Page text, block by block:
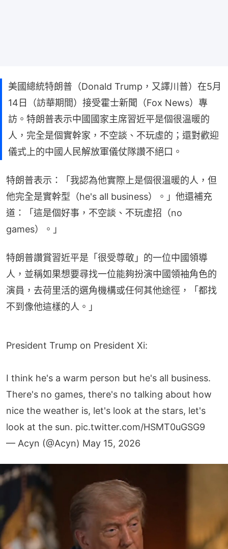
美國總統特朗普（Donald Trump，又譯川普）在5月
14日（訪華期間）接受霍士新聞（Fox News）專
訪。特朗普表示中國國家主席習近平是個很溫暖的
人，完全是個實幹家，不空談、不玩虛的；還對歡迎
儀式上的中國人民解放軍儀仗隊讚不絕口。
特朗普表示：「我認為他實際上是個很溫暖的人，但
他完全是實幹型（he's all business）。」他還補充
道：「這是個好事，不空談、不玩虛招（no
games）。」
特朗普讚賞習近平是「很受尊敬」的一位中國領導
人，並稱如果想要尋找一位能夠扮演中國領袖角色的
演員，去荷里活的選角機構或任何其他途徑，「都找
不到像他這樣的人。」
President Trump on President Xi:
I think he's a warm person but he's all business.
There's no games, there's no talking about how
nice the weather is, let's look at the stars, let's
look at the sun. pic.twitter.com/HSMT0uGSG9
— Acyn (@Acyn) May 15, 2026